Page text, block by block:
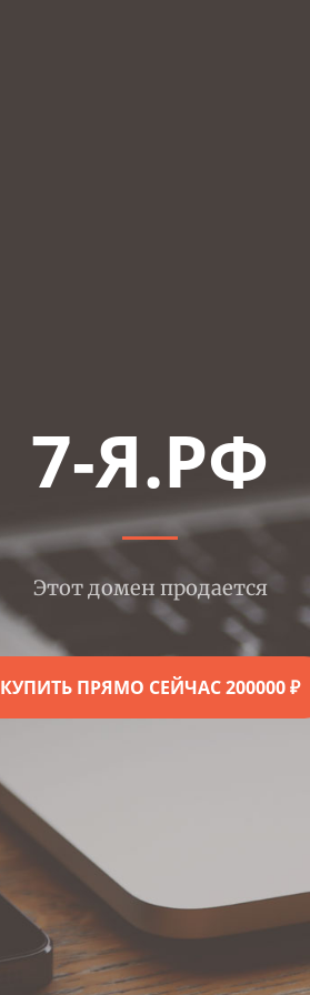
7-Я.РФ
Этот домен продается
КУПИТЬ ПРЯМО СЕЙЧАС 200000 ₽